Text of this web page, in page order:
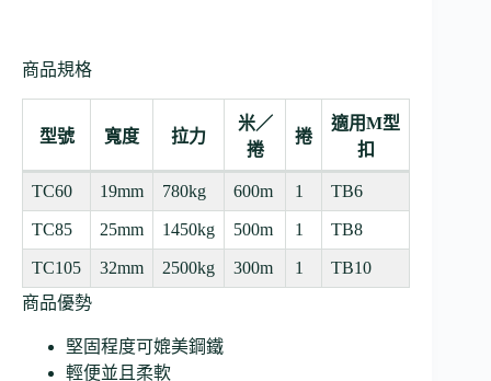
商品規格
型號 寬度 拉力
米／
捲
捲
適用M型
扣
TC60 19mm 780kg 600m 1 TB6
TC85 25mm 1450kg 500m 1 TB8
TC105 32mm 2500kg 300m 1
TB10
商品優勢
堅固程度可媲美鋼鐵
輕便並且柔軟